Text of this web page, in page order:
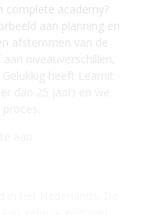
complete academy?
aan planning en
afstemmen van de
niveauverschillen,